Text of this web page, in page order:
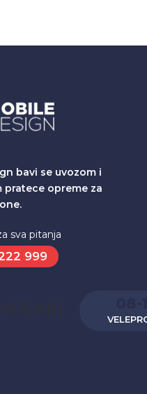
bavi se uvozom i
pratece opreme za
sva pitanja
999